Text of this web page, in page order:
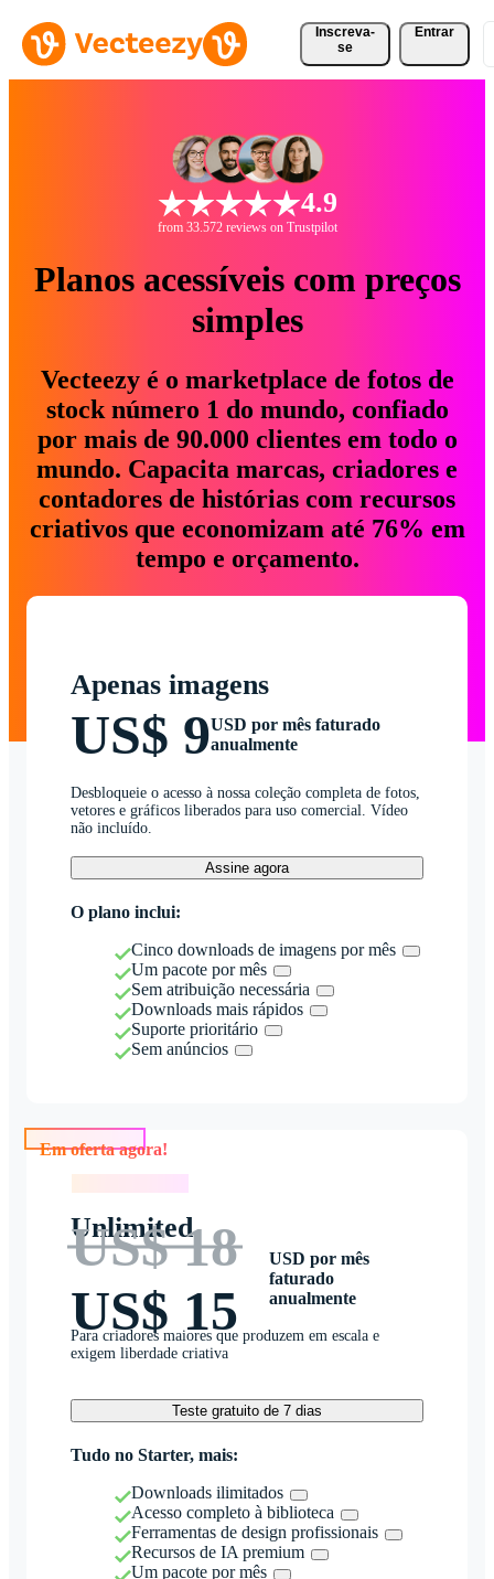
Inscreva-
se
Entrar
4.9
from 33.572 reviews on Trustpilot
Planos acessíveis com preços
simples
Vecteezy é o marketplace de fotos de
stock número 1 do mundo, confiado
por mais de 90.000 clientes em todo o
mundo. Capacita marcas, criadores e
contadores de histórias com recursos
criativos que economizam até 76% em
tempo e orçamento.
Apenas imagens
US$ 9USD por mês faturado
anualmente
Desbloqueie o acesso à nossa coleção completa de fotos,
vetores e gráficos liberados para uso comercial. Vídeo
não incluído.
Assine agora
O plano inclui:
Cinco downloads de imagens por mês
Um pacote por mês
Sem atribuição necessária
Downloads mais rápidos
Suporte prioritário
Sem anúncios
Unlimited
US$ 18
US$ 15
USD por mês
faturado
anualmente
Para criadores maiores que produzem em escala e
exigem liberdade criativa
Teste gratuito de 7 dias
Tudo no Starter, mais:
Downloads ilimitados
Acesso completo à biblioteca
Ferramentas de design profissionais
Recursos de IA premium
Um pacote por mês